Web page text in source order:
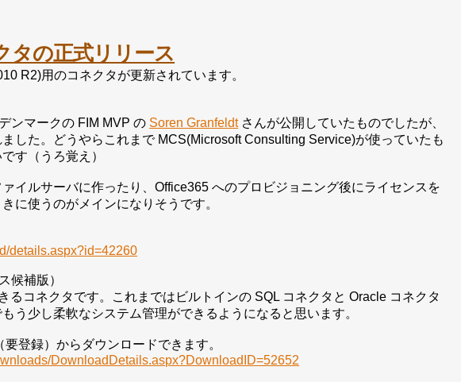
タの正式リリース
R2)用のコネクタが更新されています。
ンマークの FIM MVP の Soren Granfeldtさんが公開していたものでしたが、
した。どうやらこれまで MCS(Microsoft Consulting Service)が使っていたも
す（うろ覚え）
イルサーバに作ったり、Office365 へのプロビジョニング後にライセンスを
に使うのがメインになりそうです。
details.aspx?id=42260
候補版）
コネクタです。これまではビルトインの SQL コネクタと Oracle コネクタ
う少し柔軟なシステム管理ができるようになると思います。
登録）からダウンロードできます。
DownloadDetails.aspx?DownloadID=52652